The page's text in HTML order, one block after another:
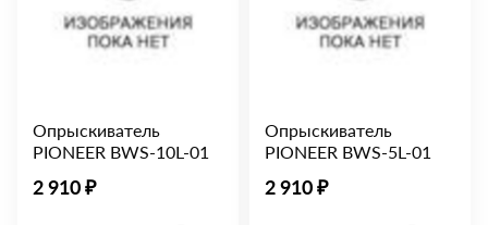
Опрыскиватель
PIONEER BWS-10L-01
2 910 ₽
Опрыскиватель
PIONEER BWS-5L-01
2 910 ₽